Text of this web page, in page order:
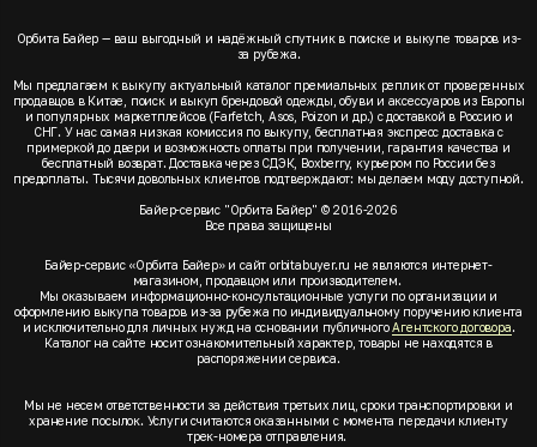
Орбита Байер — ваш выгодный и надёжный спутник в поиске и выкупе товаров из-
за рубежа.
Мы предлагаем к выкупу актуальный каталог премиальных реплик от проверенных
продавцов в Китае, поиск и выкуп брендовой одежды, обуви и аксессуаров из Европы
и популярных маркетплейсов (Farfetch, Asos, Poizon и др.) с доставкой в Россию и
СНГ. У нас самая низкая комиссия по выкупу, бесплатная экспресс доставка с
примеркой до двери и возможность оплаты при получении, гарантия качества и
бесплатный возврат. Доставка через СДЭК, Boxberry, курьером по России без
предоплаты. Тысячи довольных клиентов подтверждают: мы делаем моду доступной.
Байер-сервис "Орбита Байер" © 2016-2026
Все права защищены
Байер-сервис «Орбита Байер» и сайт orbitabuyer.ru не являются интернет-
магазином, продавцом или производителем.
Мы оказываем информационно-консультационные услуги по организации и
оформлению выкупа товаров из-за рубежа по индивидуальному поручению клиента
и исключительно для личных нужд на основании публичногоАгентского договора.
Каталог на сайте носит ознакомительный характер, товары не находятся в
распоряжении сервиса.
Мы не несем ответственности за действия третьих лиц, сроки транспортировки и
хранение посылок. Услуги считаются оказанными с момента передачи клиенту
трек-номера отправления.